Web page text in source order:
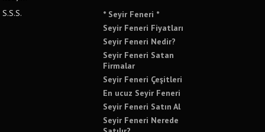
S.S.S.
* Seyir Feneri *
Seyir Feneri Fiyatları
Seyir Feneri Nedir?
Seyir Feneri Satan
Firmalar
Seyir Feneri Çeşitleri
En ucuz Seyir Feneri
Seyir Feneri Satın Al
Seyir Feneri Nerede